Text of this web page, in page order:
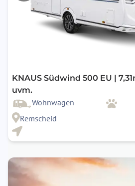
KNAUS Südwind 500 EU |
uvm.
Wohnwagen
Remscheid